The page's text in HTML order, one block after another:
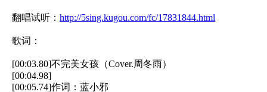
翻唱试听： http://5sing.kugou.com/fc/17831844.html
歌词：
[00:03.80]不完美女孩（Cover.周冬雨）
[00:04.98]
[00:05.74]作词：蓝小邪